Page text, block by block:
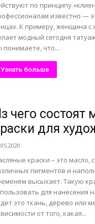
по принципу
известно —
К примеру, женщина с
модный сегодня
понимаете, что...
Узнать больше
чего состоят
для
краски – это масло,
пигментов и
высыхает. Такую
для нанесения
это ткань, дерево или
от того, какая...